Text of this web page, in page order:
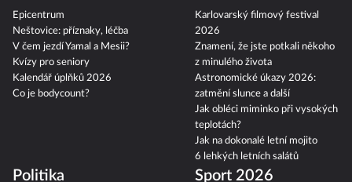
Epicentrum
Neštovice: příznaky, léčba
V čem jezdí Yamal a Mesii?
Kvízy pro seniory
Kalendář úplňků 2026
Co je bodycount?
Karlovarský filmový festival
2026
Znamení, že jste potkali někoho
z minulého života
Astronomické úkazy 2026:
zatmění slunce a další
Jak obléci miminko při vysokých
teplotách?
Jak na dokonalé letní mojito
6 lehkých letních salátů
Politika Sport 2026